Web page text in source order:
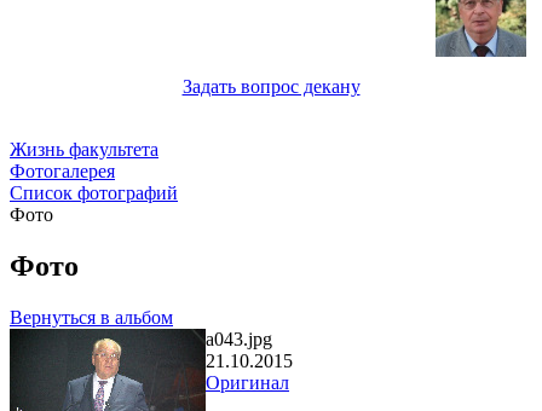
Задать вопрос декану
Жизнь факультета
Фотогалерея
Список фотографий
Фото
Фото
Вернуться в альбом
a043.jpg
21.10.2015
Оригинал